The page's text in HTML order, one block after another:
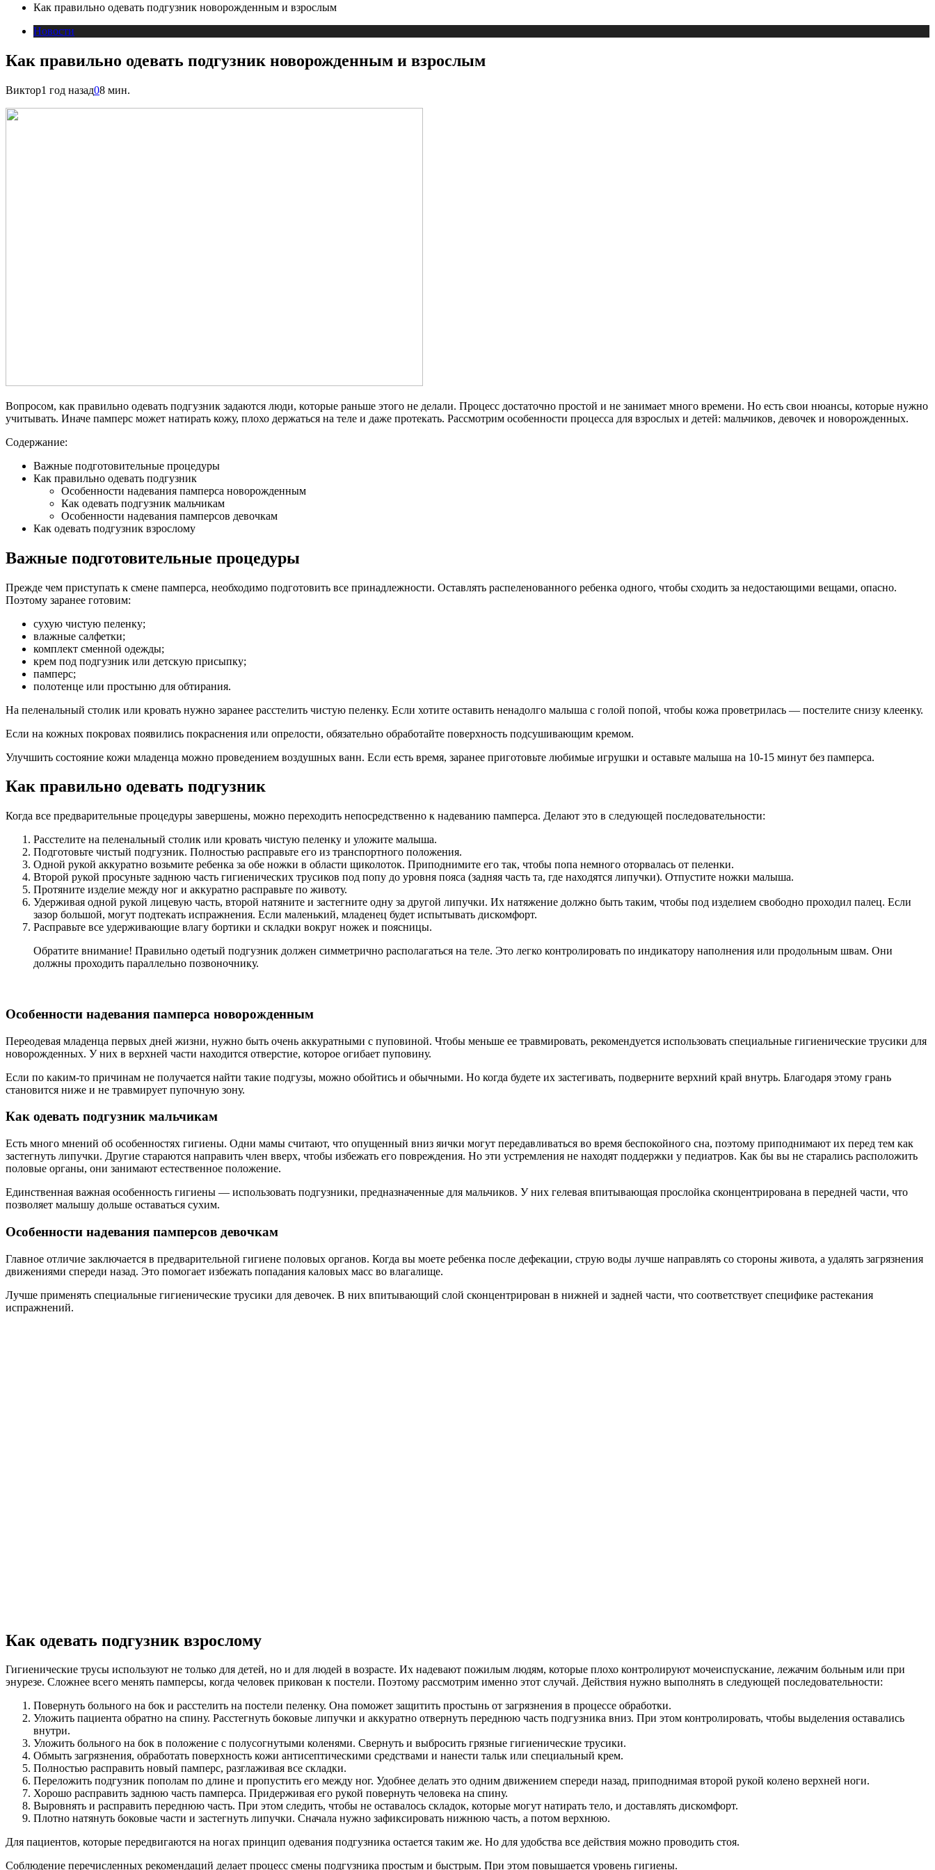
Как правильно одевать подгузник новорожденным и взрослым
Новости
Как правильно одевать подгузник новорожденным и взрослым
Виктор1 год назад08 мин.
Вопросом, как правильно одевать подгузник задаются люди, которые раньше этого не делали. Процесс достаточно простой и не занимает много времени. Но есть свои нюансы, которые нужно
учитывать. Иначе памперс может натирать кожу, плохо держаться на теле и даже протекать. Рассмотрим особенности процесса для взрослых и детей: мальчиков, девочек и новорожденных.
Содержание:
Важные подготовительные процедуры
Как правильно одевать подгузник
Особенности надевания памперса новорожденным
Как одевать подгузник мальчикам
Особенности надевания памперсов девочкам
Как одевать подгузник взрослому
Важные подготовительные процедуры
Прежде чем приступать к смене памперса, необходимо подготовить все принадлежности. Оставлять распеленованного ребенка одного, чтобы сходить за недостающими вещами, опасно.
Поэтому заранее готовим:
сухую чистую пеленку;
влажные салфетки;
комплект сменной одежды;
крем под подгузник или детскую присыпку;
памперс;
полотенце или простыню для обтирания.
На пеленальный столик или кровать нужно заранее расстелить чистую пеленку. Если хотите оставить ненадолго малыша с голой попой, чтобы кожа проветрилась — постелите снизу клеенку.
Если на кожных покровах появились покраснения или опрелости, обязательно обработайте поверхность подсушивающим кремом.
Улучшить состояние кожи младенца можно проведением воздушных ванн. Если есть время, заранее приготовьте любимые игрушки и оставьте малыша на 10-15 минут без памперса.
Как правильно одевать подгузник
Когда все предварительные процедуры завершены, можно переходить непосредственно к надеванию памперса. Делают это в следующей последовательности:
Расстелите на пеленальный столик или кровать чистую пеленку и уложите малыша.
Подготовьте чистый подгузник. Полностью расправьте его из транспортного положения.
Одной рукой аккуратно возьмите ребенка за обе ножки в области щиколоток. Приподнимите его так, чтобы попа немного оторвалась от пеленки.
Второй рукой просуньте заднюю часть гигиенических трусиков под попу до уровня пояса (задняя часть та, где находятся липучки). Отпустите ножки малыша.
Протяните изделие между ног и аккуратно расправьте по животу.
Удерживая одной рукой лицевую часть, второй натяните и застегните одну за другой липучки. Их натяжение должно быть таким, чтобы под изделием свободно проходил палец. Если
зазор большой, могут подтекать испражнения. Если маленький, младенец будет испытывать дискомфорт.
Расправьте все удерживающие влагу бортики и складки вокруг ножек и поясницы.
Обратите внимание! Правильно одетый подгузник должен симметрично располагаться на теле. Это легко контролировать по индикатору наполнения или продольным швам. Они
должны проходить параллельно позвоночнику.
Особенности надевания памперса новорожденным
Переодевая младенца первых дней жизни, нужно быть очень аккуратными с пуповиной. Чтобы меньше ее травмировать, рекомендуется использовать специальные гигиенические трусики для
новорожденных. У них в верхней части находится отверстие, которое огибает пуповину.
Если по каким-то причинам не получается найти такие подгузы, можно обойтись и обычными. Но когда будете их застегивать, подверните верхний край внутрь. Благодаря этому грань
становится ниже и не травмирует пупочную зону.
Как одевать подгузник мальчикам
Есть много мнений об особенностях гигиены. Одни мамы считают, что опущенный вниз яички могут передавливаться во время беспокойного сна, поэтому приподнимают их перед тем как
застегнуть липучки. Другие стараются направить член вверх, чтобы избежать его повреждения. Но эти устремления не находят поддержки у педиатров. Как бы вы не старались расположить
половые органы, они занимают естественное положение.
Единственная важная особенность гигиены — использовать подгузники, предназначенные для мальчиков. У них гелевая впитывающая прослойка сконцентрирована в передней части, что
позволяет малышу дольше оставаться сухим.
Особенности надевания памперсов девочкам
Главное отличие заключается в предварительной гигиене половых органов. Когда вы моете ребенка после дефекации, струю воды лучше направлять со стороны живота, а удалять загрязнения
движениями спереди назад. Это помогает избежать попадания каловых масс во влагалище.
Лучше применять специальные гигиенические трусики для девочек. В них впитывающий слой сконцентрирован в нижней и задней части, что соответствует специфике растекания
испражнений.
Как одевать подгузник взрослому
Гигиенические трусы используют не только для детей, но и для людей в возрасте. Их надевают пожилым людям, которые плохо контролируют мочеиспускание, лежачим больным или при
энурезе. Сложнее всего менять памперсы, когда человек прикован к постели. Поэтому рассмотрим именно этот случай. Действия нужно выполнять в следующей последовательности:
Повернуть больного на бок и расстелить на постели пеленку. Она поможет защитить простынь от загрязнения в процессе обработки.
Уложить пациента обратно на спину. Расстегнуть боковые липучки и аккуратно отвернуть переднюю часть подгузника вниз. При этом контролировать, чтобы выделения оставались
внутри.
Уложить больного на бок в положение с полусогнутыми коленями. Свернуть и выбросить грязные гигиенические трусики.
Обмыть загрязнения, обработать поверхность кожи антисептическими средствами и нанести тальк или специальный крем.
Полностью расправить новый памперс, разглаживая все складки.
Переложить подгузник пополам по длине и пропустить его между ног. Удобнее делать это одним движением спереди назад, приподнимая второй рукой колено верхней ноги.
Хорошо расправить заднюю часть памперса. Придерживая его рукой повернуть человека на спину.
Выровнять и расправить переднюю часть. При этом следить, чтобы не оставалось складок, которые могут натирать тело, и доставлять дискомфорт.
Плотно натянуть боковые части и застегнуть липучки. Сначала нужно зафиксировать нижнюю часть, а потом верхнюю.
Для пациентов, которые передвигаются на ногах принцип одевания подгузника остается таким же. Но для удобства все действия можно проводить стоя.
Соблюдение перечисленных рекомендаций делает процесс смены подгузника простым и быстрым. При этом повышается уровень гигиены.